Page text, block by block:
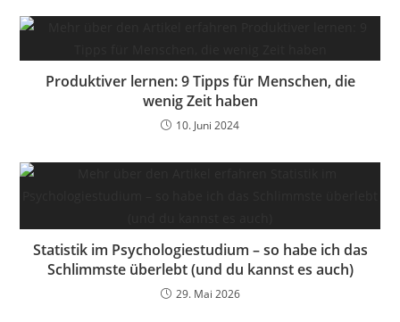
Produktiver lernen: 9 Tipps für Menschen, die
wenig Zeit haben
10. Juni 2024
Statistik im Psychologiestudium – so habe ich das
Schlimmste überlebt (und du kannst es auch)
29. Mai 2026